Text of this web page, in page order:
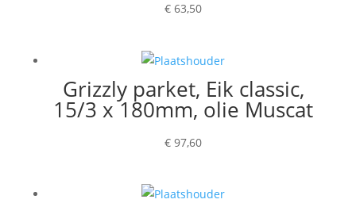
€ 63,50
Grizzly parket, Eik classic,
15/3 x 180mm, olie Muscat
€ 97,60